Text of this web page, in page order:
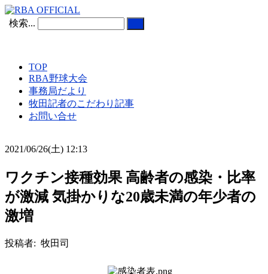
検索...
TOP
RBA野球大会
事務局だより
牧田記者のこだわり記事
お問い合せ
2021/06/26(土) 12:13
ワクチン接種効果 高齢者の感染・比率
が激減 気掛かりな20歳未満の年少者の
激増
投稿者: 牧田司